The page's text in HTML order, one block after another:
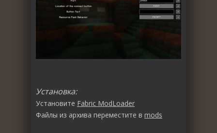
Установка:
Установите Fabric ModLoader
Файлы из архива переместите в mods